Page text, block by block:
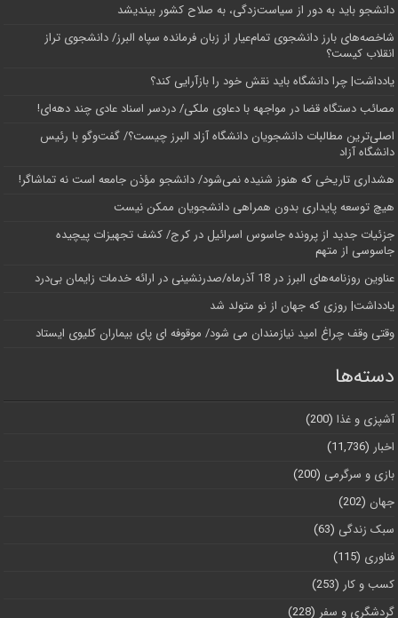
دانشجو باید به دور از سیاست‌زدگی، به صلاح کشور بیندیشد
شاخصه‌های بارز دانشجوی تمام‌عیار از زبان فرمانده سپاه البرز/ دانشجوی تراز
انقلاب کیست؟
یادداشت| چرا دانشگاه باید نقش خود را بازآرایی کند؟
مصائب دستگاه قضا در مواجهه با دعاوی ملکی/ دردسر اسناد عادی چند‌ دهه‌ای!
اصلی‌ترین مطالبات دانشجویان دانشگاه آزاد البرز چیست؟/ گفت‌وگو با رئیس
دانشگاه آز‌اد
هشداری تاریخی که هنوز شنیده نمی‌شود/ دانشجو مؤذن جامعه است نه تماشاگر!
هیچ توسعه پایداری بدون همراهی دانشجویان ممکن نیست
جزئیات جدید از پرونده جاسوس اسرائیل در کرج/‌ کشف تجهیزات پیچیده
جاسوسی از متهم
عناوین روزنامه‌های البرز در ‌18 آذرماه/صدرنشینی در ارائه خدمات زایمان بی‌درد
یادداشت| روزی که جهان از نو متولد شد
وقتی وقف چراغ امید نیازمندان می شود/ موقوفه ای پای بیماران کلیوی ایستاد
دسته‌ها
آشپزی و غذا (200)
اخبار (11,736)
بازی و سرگرمی (200)
جهان (202)
سبک زندگی (63)
فناوری (115)
کسب و کار (253)
گردشگری و سفر (228)